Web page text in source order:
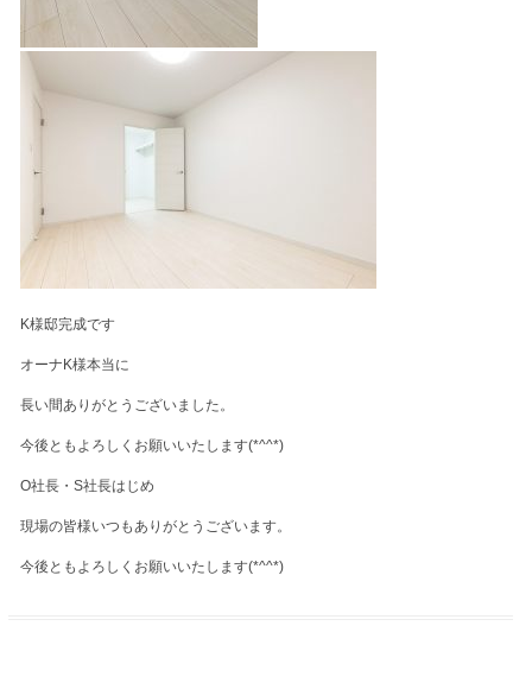
K様邸完成です
オーナK様本当に
長い間ありがとうございました。
今後ともよろしくお願いいたします(*^^*)
O社長・S社長はじめ
現場の皆様いつもありがとうございます。
今後ともよろしくお願いいたします(*^^*)